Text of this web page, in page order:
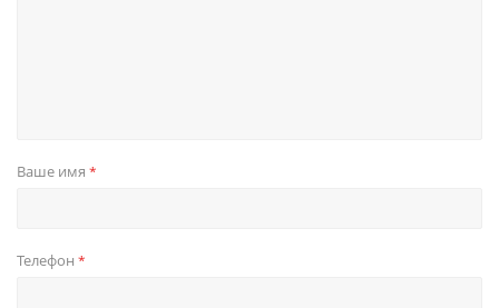
Ваше имя *
Телефон *